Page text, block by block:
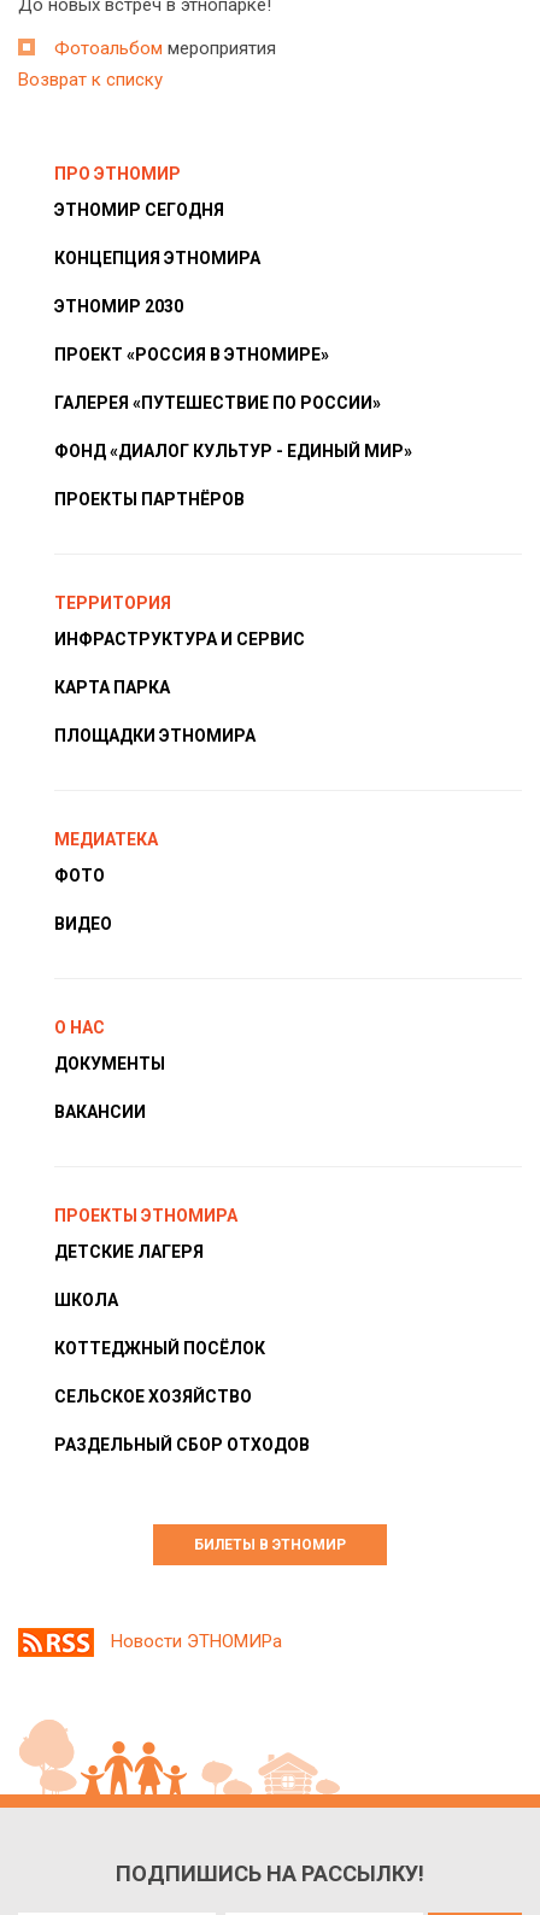
До новых встреч в этнопарке!
Фотоальбом мероприятия
Возврат к списку
ПРО ЭТНОМИР
ЭТНОМИР СЕГОДНЯ
КОНЦЕПЦИЯ ЭТНОМИРА
ЭТНОМИР 2030
ПРОЕКТ «РОССИЯ В ЭТНОМИРЕ»
ГАЛЕРЕЯ «ПУТЕШЕСТВИЕ ПО РОССИИ»
ФОНД «ДИАЛОГ КУЛЬТУР - ЕДИНЫЙ МИР»
ПРОЕКТЫ ПАРТНЁРОВ
ТЕРРИТОРИЯ
ИНФРАСТРУКТУРА И СЕРВИС
КАРТА ПАРКА
ПЛОЩАДКИ ЭТНОМИРА
МЕДИАТЕКА
ФОТО
ВИДЕО
О НАС
ДОКУМЕНТЫ
ВАКАНСИИ
ПРОЕКТЫ ЭТНОМИРА
ДЕТСКИЕ ЛАГЕРЯ
ШКОЛА
КОТТЕДЖНЫЙ ПОСЁЛОК
СЕЛЬСКОЕ ХОЗЯЙСТВО
РАЗДЕЛЬНЫЙ СБОР ОТХОДОВ
БИЛЕТЫ В ЭТНОМИР
Новости ЭТНОМИРа
ПОДПИШИСЬ НА РАССЫЛКУ!